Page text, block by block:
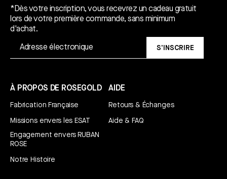
*Dès votre inscription, vous recevrez un cadeau gratuit
lors de votre première commande, sans minimum
d'achat.
S'INSCRIRE
À PROPOS DE ROSEGOLD
Fabrication Française
Missions envers les ESAT
Engagement envers RUBAN
ROSE
Notre Histoire
AIDE
Retours & Échanges
Aide & FAQ